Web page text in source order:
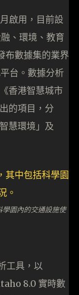
啟用，目前設
、環境、教育
布數據集的業界
台。數據分析
香港智慧城市
的項目，分
慧環境」及
園內的交通設施使
工具，以
8.0 實時數